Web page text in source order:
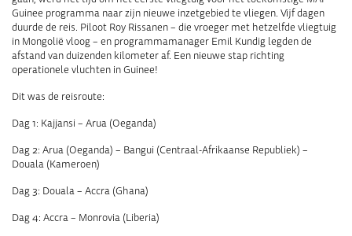
Guinee programma naar zijn nieuwe inzetgebied te vliegen. Vijf dagen
duurde de reis. Piloot Roy Rissanen – die vroeger met hetzelfde vliegtuig
in Mongolië vloog – en programmamanager Emil Kundig legden de
afstand van duizenden kilometer af. Een nieuwe stap richting
operationele vluchten in Guinee!
Dit was de reisroute:
Dag 1: Kajjansi – Arua (Oeganda)
Dag 2: Arua (Oeganda) – Bangui (Centraal-Afrikaanse Republiek) –
Douala (Kameroen)
Dag 3: Douala – Accra (Ghana)
Dag 4: Accra – Monrovia (Liberia)